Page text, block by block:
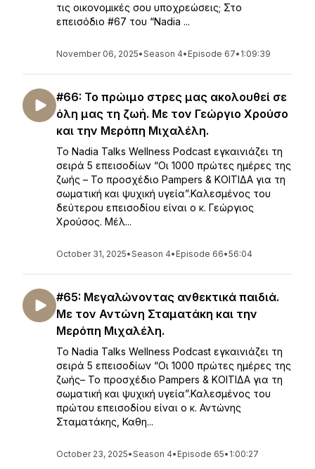
τις οικονομικές σου υποχρεώσεις; Στο
επεισόδιο #67 του “Nadia ...
November 06, 2025•Season 4• Episode 67• 1:09:39
#66: Το πρώιμο στρες μας ακολουθεί σε
όλη μας τη ζωή. Με τον Γεώργιο Χρούσο
και την Μερόπη Μιχαλέλη.
Το Nadia Talks Wellness Podcast εγκαινιάζει τη
σειρά 5 επεισοδίων “Οι 1000 πρώτες ημέρες της
ζωής – Το προσχέδιο Pampers & ΚΟΙΤΙΔΑ για τη
σωματική και ψυχική υγεία”.Καλεσμένος του
δεύτερου επεισοδίου είναι ο κ. Γεώργιος
Χρούσος. Μέλ...
October 31, 2025•Season 4• Episode 66•56:04
#65: Μεγαλώνοντας ανθεκτικά παιδιά.
Με τον Αντώνη Σταματάκη και την
Μερόπη Μιχαλέλη.
Το Nadia Talks Wellness Podcast εγκαινιάζει τη
σειρά 5 επεισοδίων “Οι 1000 πρώτες ημέρες της
ζωής– Το προσχέδιο Pampers & ΚΟΙΤΙΔΑ για τη
σωματική και ψυχική υγεία”.Καλεσμένος του
πρώτου επεισοδίου είναι ο κ. Αντώνης
Σταματάκης, Καθη...
October 23, 2025•Season 4• Episode 65• 1:00:27